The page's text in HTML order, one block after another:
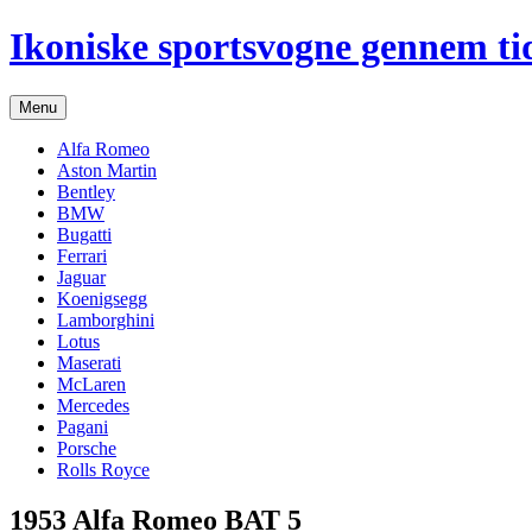
Hop
til
Ikoniske sportsvogne gennem
Menu
Alfa Romeo
Aston Martin
Bentley
BMW
Bugatti
Ferrari
Jaguar
Koenigsegg
Lamborghini
Lotus
Maserati
McLaren
Mercedes
Pagani
Porsche
Rolls Royce
1953 Alfa Romeo BAT 5